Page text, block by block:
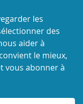
les
des
aider à
le mieux,
vous abonner à